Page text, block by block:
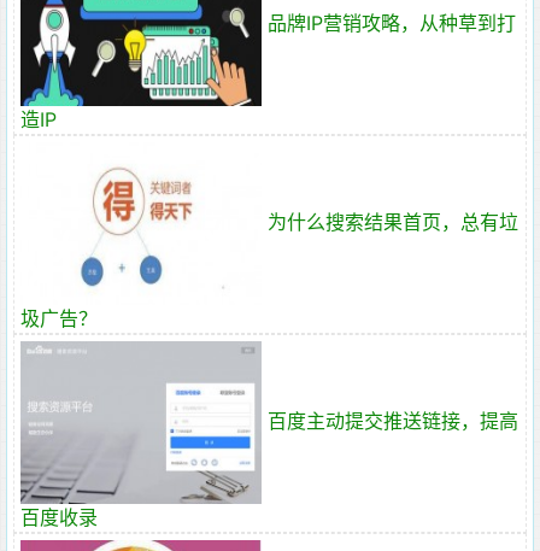
品牌IP营销攻略，从种草到打
造IP
为什么搜索结果首页，总有垃
圾广告？
百度主动提交推送链接，提高
百度收录